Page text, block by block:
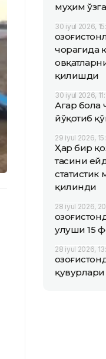
муҳим
30 iyul 2026,
чорагида
қилишди
30 iyul 2026,
Агар бола
йўқотиб
29 iyul 2026,
Ҳар бир
тасини
статистик
қилинди
28 iyul 2026,
улуши 15
28 iyul 2026,